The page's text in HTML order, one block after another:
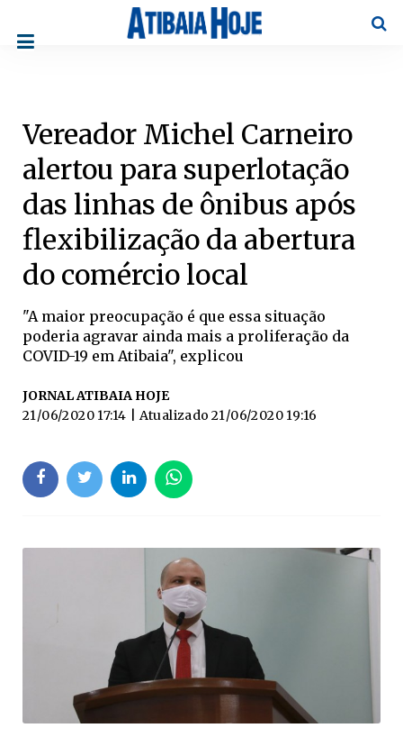
Vereador Michel Carneiro
alertou para superlotação
das linhas de ônibus após
flexibilização da abertura
do comércio local
"A maior preocupação é que essa situação
poderia agravar ainda mais a proliferação da
COVID-19 em Atibaia", explicou
JORNAL ATIBAIA HOJE
21/06/2020 17:14
| Atualizado 21/06/2020 19:16